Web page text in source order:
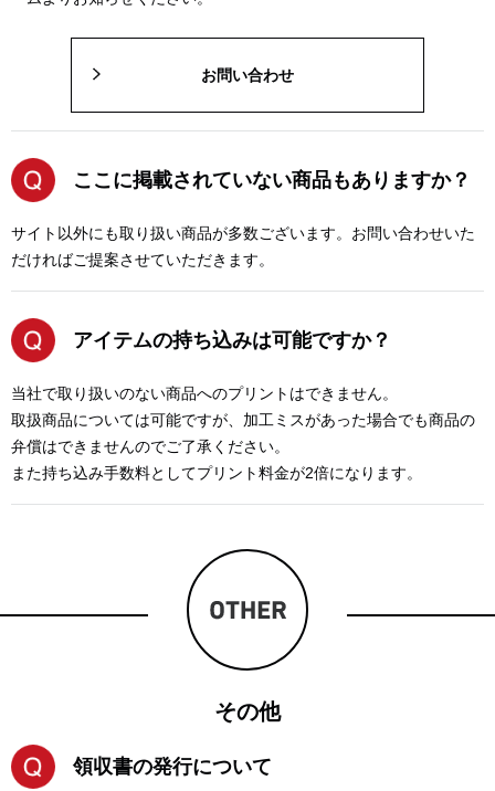
お問い合わせ
ここに掲載されていない商品もありますか？
サイト以外にも取り扱い商品が多数ございます。お問い合わせいた
だければご提案させていただきます。
アイテムの持ち込みは可能ですか？
当社で取り扱いのない商品へのプリントはできません。
取扱商品については可能ですが、加工ミスがあった場合でも商品の
弁償はできませんのでご了承ください。
また持ち込み手数料としてプリント料金が2倍になります。
その他
領収書の発行について